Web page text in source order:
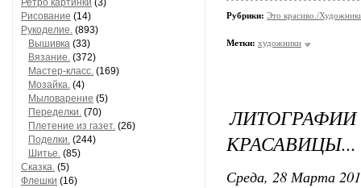
Ретро картинки (3)
Рисование (14)
Рукоделие. (893)
Вышивка (33)
Вязание. (372)
Мастер-класс. (169)
Мозайка. (4)
Мыловарение (5)
Переделки. (70)
Плетение из газет. (26)
Поделки. (244)
Шитье. (85)
Сказка. (5)
Флешки (16)
Рубрики: Это красиво./
Метки: художники
КРАСАВИЦЫ...
Среда, 28 Марта